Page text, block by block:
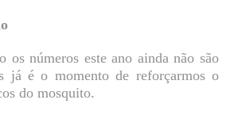
os números este ano ainda não são
já é o momento de reforçarmos o
do mosquito.